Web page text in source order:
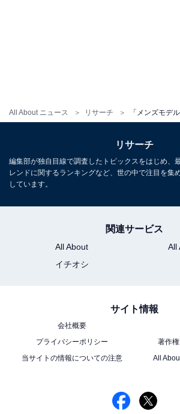
All About ニュース リサーチ
こちらもおすすめ
リサーチ
編集部が独自目線で調査したトピックスをはじめ、
レンドに関するランキングなど、世の中で注目を集
しています。
関連サービス
All About
All
イチオシ
サイト情報
会社概要
プライバシーポリシー
著作
当サイトの情報についての注意
All